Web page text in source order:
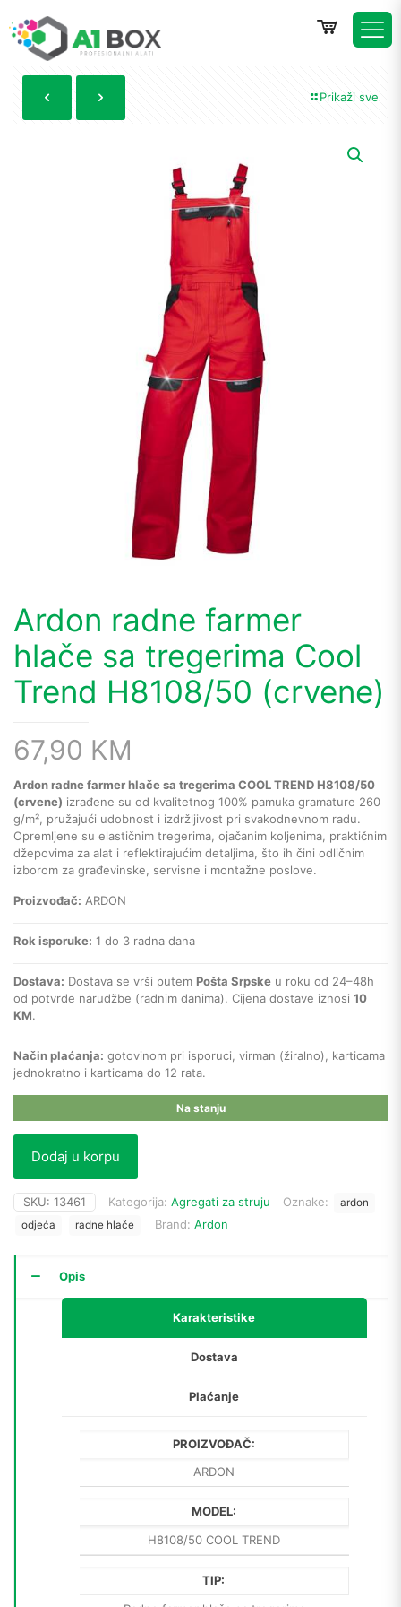
Prikaži sve
Ardon radne farmer
hlače sa tregerima Cool
Trend H8108/50 (crvene)
67,90 KM
Ardon radne farmer hlače sa tregerima COOL TREND H8108/50
(crvene) izrađene su od kvalitetnog 100% pamuka gramature 260
g/m², pružajući udobnost i izdržljivost pri svakodnevnom radu.
Opremljene su elastičnim tregerima, ojačanim koljenima, praktičnim
džepovima za alat i reflektirajućim detaljima, što ih čini odličnim
izborom za građevinske, servisne i montažne poslove.
Proizvođač: ARDON
Rok isporuke: 1 do 3 radna dana
Dostava: Dostava se vrši putem Pošta Srpske u roku od 24–48h
od potvrde narudžbe (radnim danima). Cijena dostave iznosi 10
KM.
Način plaćanja: gotovinom pri isporuci, virman (žiralno), karticama
jednokratno i karticama do 12 rata.
Na stanju
Dodaj u korpu
SKU: 13461 Kategorija: Agregati za struju Oznake:
ardon
odjeća
radne hlače Brand: Ardon
Opis
Karakteristike
Dostava
Plaćanje
PROIZVOĐAČ:
ARDON
MODEL:
H8108/50 COOL TREND
TIP: